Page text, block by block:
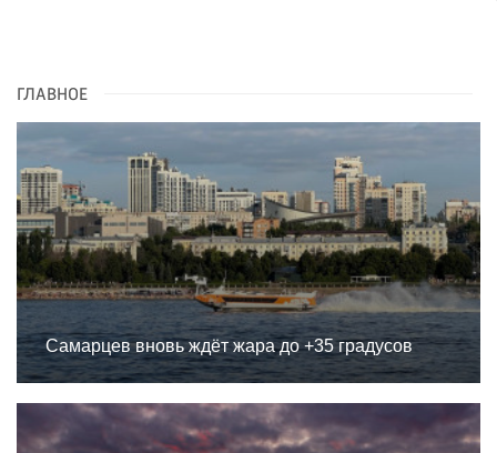
ГЛАВНОЕ
Самарцев вновь ждёт жара до +35 градусов